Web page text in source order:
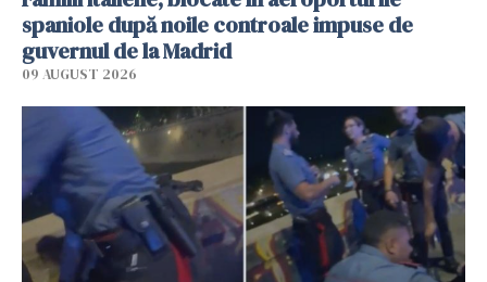
spaniole după noile controale impuse de
guvernul de la Madrid
09 AUGUST 2026